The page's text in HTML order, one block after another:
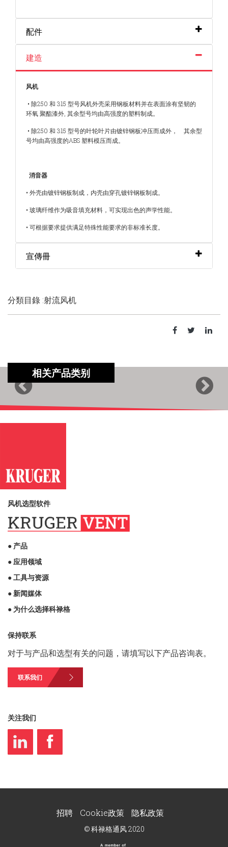
配件
建造
风机
• 除250 和 315 型号风机外壳采用钢板材料并在表面涂有坚韧的
环氧 聚酯漆外, 其余型号均由高强度的塑料制成。
• 除250 和 315 型号的叶轮叶片由镀锌钢板冲压而成外，
其余型
号均由高强度的ABS 塑料模压而成。
消音器
• 外壳由镀锌钢板制成，内壳由穿孔镀锌钢板制成。
• 玻璃纤维作为吸音填充材料，可实现出色的声学性能。
• 可根据要求提供满足特殊性能要求的非标准长度。
宣傳冊
分類目錄 :射流风机
相关产品类别
Previous Next
风机选型软件
● 产品
● 应用领域
● 工具与资源
● 新闻媒体
● 为什么选择科禄格
保持联系
对于与产品和选型有关的问题，请填写以下产品咨询表。
联系我们
关注我们
招聘 Cookie政策 隐私政策
© 科禄格通风 2020